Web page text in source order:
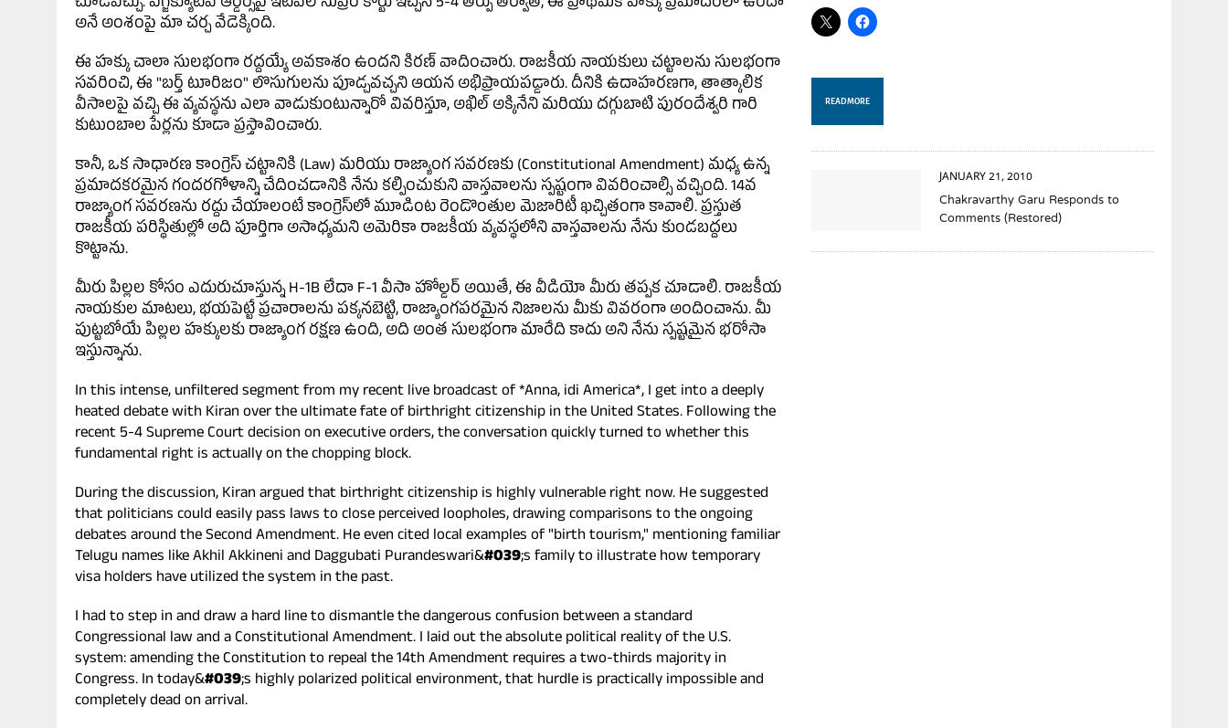
అనే అంశంపై మా చర్చ వేడెక్కింది.
ఈ హక్కు చాలా సులభంగా రద్దయ్యే అవకాశం ఉందని కిరణ్ వాదించారు. రాజకీయ నాయకులు చట్టాలను సులభంగా
సవరించి, ఈ "బర్త్ టూరిజం" లొసుగులను పూడ్చవచ్చని ఆయన అభిప్రాయపడ్డారు. దీనికి ఉదాహరణగా, తాత్కాలిక
వీసాలపై వచ్చి ఈ వ్యవస్థను ఎలా వాడుకుంటున్నారో వివరిస్తూ, అఖిల్ అక్కినేని మరియు దగ్గుబాటి పురందేశ్వరి గారి
కుటుంబాల పేర్లను కూడా ప్రస్తావించారు.
కానీ, ఒక సాధారణ కాంగ్రెస్ చట్టానికి (Law) మరియు రాజ్యాంగ సవరణకు (Constitutional Amendment) మధ్య ఉన్న
ప్రమాదకరమైన గందరగోళాన్ని చేదించడానికి నేను కల్పించుకుని వాస్తవాలను స్పష్టంగా వివరించాల్సి వచ్చింది. 14వ
రాజ్యాంగ సవరణను రద్దు చేయాలంటే కాంగ్రెస్‌లో మూడింట రెండొంతుల మెజారిటీ ఖచ్చితంగా కావాలి. ప్రస్తుత
రాజకీయ పరిస్థితుల్లో అది పూర్తిగా అసాధ్యమని అమెరికా రాజకీయ వ్యవస్థలోని వాస్తవాలను నేను కుండబద్దలు
కొట్టాను.
మీరు పిల్లల కోసం ఎదురుచూస్తున్న H-1B లేదా F-1 వీసా హోల్డర్ అయితే, ఈ వీడియో మీరు తప్పక చూడాలి. రాజకీయ
నాయకుల మాటలు, భయపెట్టే ప్రచారాలను పక్కనబెట్టి, రాజ్యాంగపరమైన నిజాలను మీకు వివరంగా అందించాను. మీ
పుట్టబోయే పిల్లల హక్కులకు రాజ్యాంగ రక్షణ ఉంది, అది అంత సులభంగా మారేది కాదు అని నేను స్పష్టమైన భరోసా
ఇస్తున్నాను.
In this intense, unfiltered segment from my recent live broadcast of *Anna, idi America*, I get into a deeply
heated debate with Kiran over the ultimate fate of birthright citizenship in the United States. Following the
recent 5-4 Supreme Court decision on executive orders, the conversation quickly turned to whether this
fundamental right is actually on the chopping block.
During the discussion, Kiran argued that birthright citizenship is highly vulnerable right now. He suggested
that politicians could easily pass laws to close perceived loopholes, drawing comparisons to the ongoing
debates around the Second Amendment. He even cited local examples of "birth tourism," mentioning familiar
Telugu names like Akhil Akkineni and Daggubati Purandeswari&#039;s family to illustrate how temporary
visa holders have utilized the system in the past.
I had to step in and draw a hard line to dismantle the dangerous confusion between a standard
Congressional law and a Constitutional Amendment. I laid out the absolute political reality of the U.S.
system: amending the Constitution to repeal the 14th Amendment requires a two-thirds majority in
Congress. In today&#039;s highly polarized political environment, that hurdle is practically impossible and
completely dead on arrival.
READ MORE
JANUARY 21, 2010
Chakravarthy Garu Responds to
Comments (Restored)